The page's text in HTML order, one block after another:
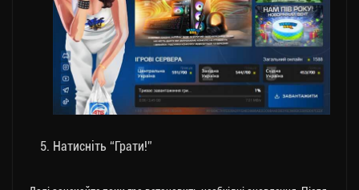
Натисніть “Грати!”